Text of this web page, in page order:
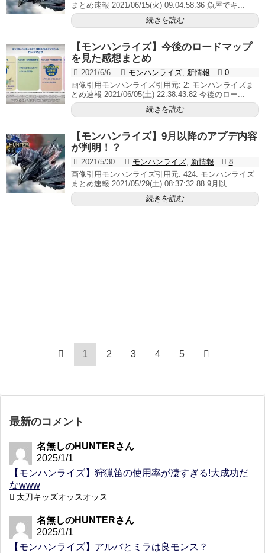
まとめ速報 2021/06/15(火) 09:04:58.36 魚屋でキ...
続きを読む
【モンハンライズ】今後のロードマップ
を見た感想まとめ
2021/6/6 モンハンライズ, 新情報
0
画像引用モンハンライズ引用元: 2: モンハンライズま
とめ速報 2021/06/05(土) 22:38:43.82 今後のロー...
続きを読む
【モンハンライズ】9月以降のアプデ内容
が判明！？
2021/5/30 モンハンライズ, 新情報
8
画像引用モンハンライズ引用元: 424: モンハンライズ
まとめ速報 2021/05/29(土) 08:37:32.88 9月以...
続きを読む
1 2 3 4 5
最新のコメント
名無しのHUNTERさん
2025/1/1
【モンハンライズ】狩猟笛の使用率が凄すぎる!大成功だ
なwww
太刀キッズオッスオッス
名無しのHUNTERさん
2025/1/1
【モンハンライズ】アルバとミラは良モンス？